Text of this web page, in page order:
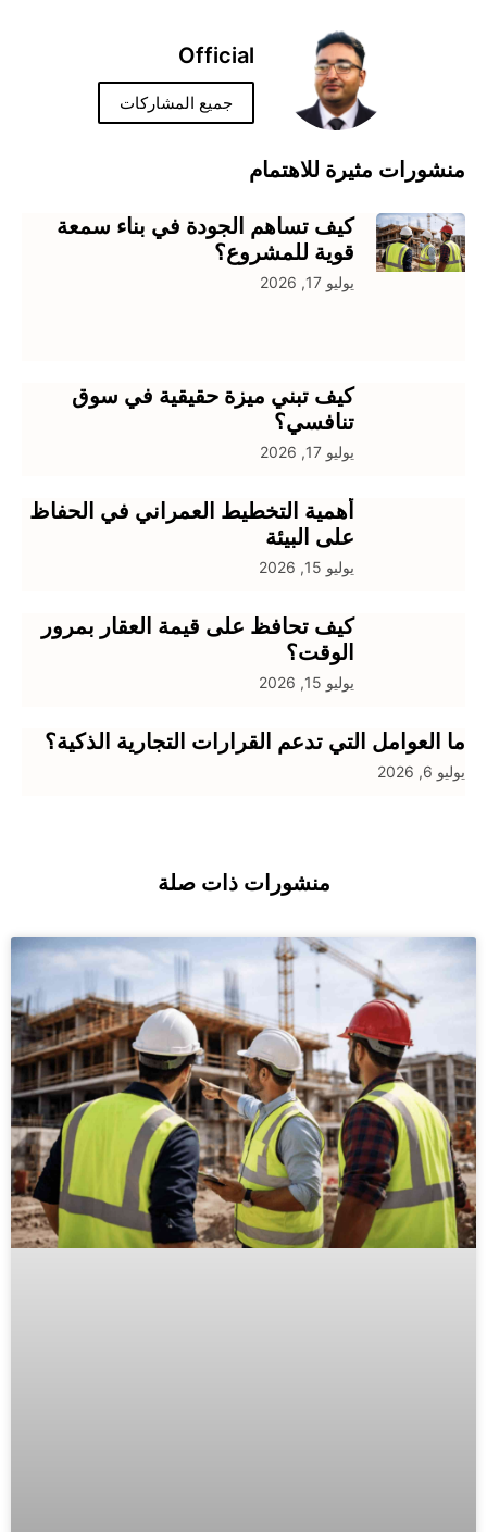
منشورات مثيرة للاهتمام
كيف تساهم الجودة في بناء سمعة
قوية للمشروع؟
يوليو 17, 2026
كيف تبني ميزة حقيقية في سوق
تنافسي؟
يوليو 17, 2026
أهمية التخطيط العمراني في الحفاظ
على البيئة
يوليو 15, 2026
كيف تحافظ على قيمة العقار بمرور
الوقت؟
يوليو 15, 2026
ما العوامل التي تدعم القرارات التجارية الذكية؟
يوليو 6, 2026
Official
جميع المشاركات
منشورات ذات صلة